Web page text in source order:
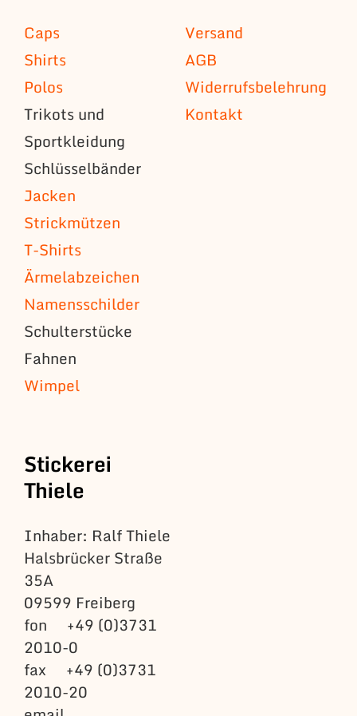
Caps
Shirts
Polos
Trikots und
Sportkleidung
Schlüsselbänder
Jacken
Strickmützen
T-Shirts
Ärmelabzeichen
Namensschilder
Schulterstücke
Fahnen
Wimpel
Versand
AGB
Widerrufsbelehrung
Kontakt
Stickerei
Thiele
Inhaber: Ralf Thiele
Halsbrücker Straße
35A
09599 Freiberg
fon +49 (0)3731
2010-0
fax +49 (0)3731
2010-20